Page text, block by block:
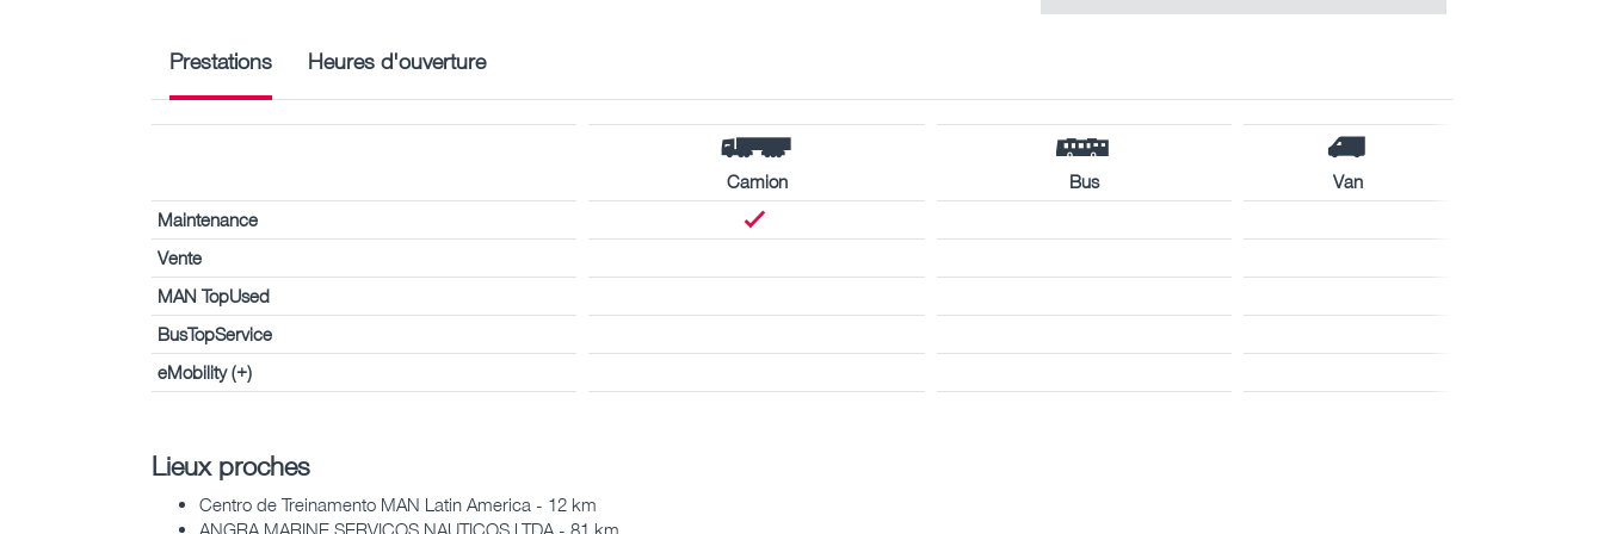
Prestations Heures d'ouverture
Camion Bus
Van
Maintenance
Vente
MAN TopUsed
BusTopService
eMobility (+)
Lieux proches
Centro de Treinamento MAN Latin America - 12 km
ANGRA MARINE SERVICOS NAUTICOS LTDA - 81 km